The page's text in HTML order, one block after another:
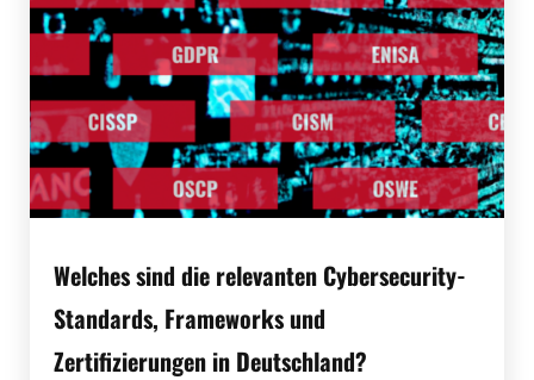
Welches sind die relevanten Cybersecurity-
Standards, Frameworks und
Zertifizierungen in Deutschland?